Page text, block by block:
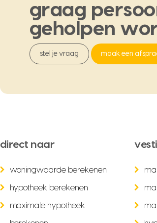
graag
geholpen
stel je vraag maak een
direct naar
woningwaarde berekenen
hypotheek berekenen
maximale hypotheek